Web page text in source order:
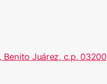
Benito Juárez, c.p. 03200